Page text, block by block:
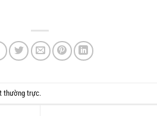
thường trực.